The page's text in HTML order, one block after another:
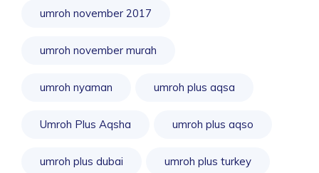
umroh november 2017
umroh november murah
umroh nyaman umroh plus aqsa
Umroh Plus Aqsha umroh plus aqso
umroh plus dubai umroh plus turkey